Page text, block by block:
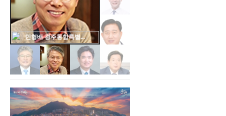
장세일,영광군수,영광...